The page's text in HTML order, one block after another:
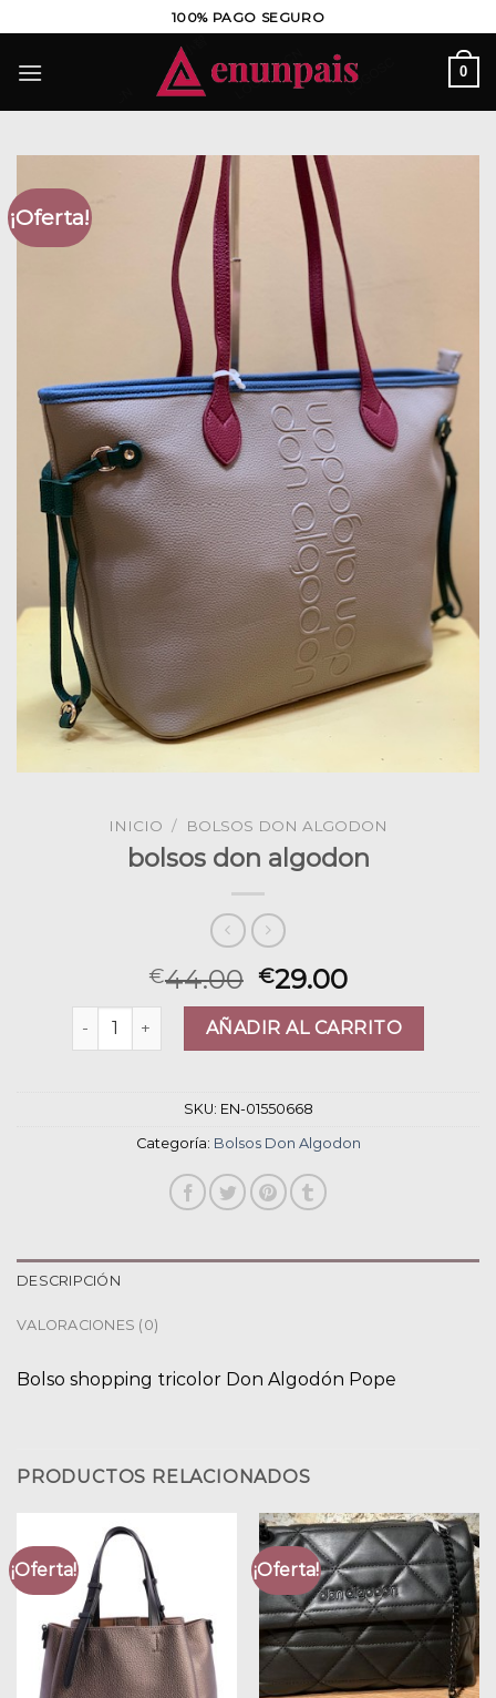
al
contenido
100% PAGO SEGURO
0
¡Oferta!
INICIO / BOLSOS DON ALGODON
bolsos don algodon
€44.00 €29.00
bolsos don algodon cantidadAÑADIR AL CARRITO
SKU: EN-01550668
Categoría: Bolsos Don Algodon
DESCRIPCIÓN
VALORACIONES (0)
Bolso shopping tricolor Don Algodón Pope
PRODUCTOS RELACIONADOS
¡Oferta! ¡Oferta!